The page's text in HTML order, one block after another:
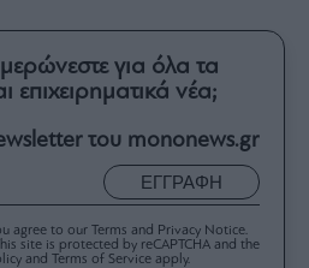
για όλα τα
επιχειρηματικά νέα;
του mononews.gr
ΕΓΓΡΑΦΗ
agree to our Terms and Privacy Notice.
site is protected by reCAPTCHA and the
and Terms of Service apply.